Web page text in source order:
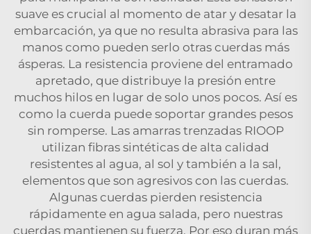
suave es crucial al momento de atar y desatar la
embarcación, ya que no resulta abrasiva para las
manos como pueden serlo otras cuerdas más
ásperas. La resistencia proviene del entramado
apretado, que distribuye la presión entre
muchos hilos en lugar de solo unos pocos. Así es
como la cuerda puede soportar grandes pesos
sin romperse. Las amarras trenzadas RIOOP
utilizan fibras sintéticas de alta calidad
resistentes al agua, al sol y también a la sal,
elementos que son agresivos con las cuerdas.
Algunas cuerdas pierden resistencia
rápidamente en agua salada, pero nuestras
cuerdas mantienen su fuerza. Por eso duran más